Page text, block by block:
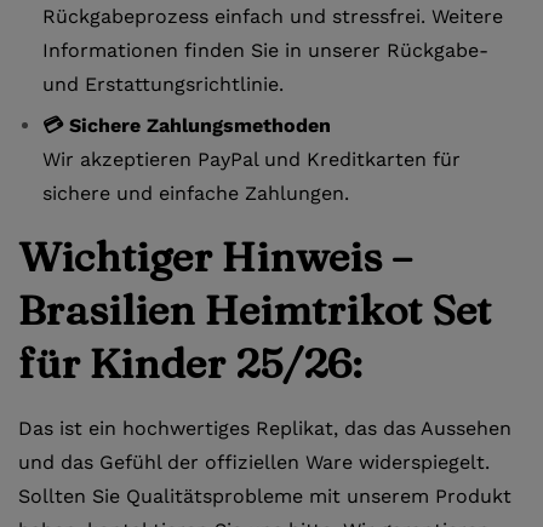
Rückgabeprozess einfach und stressfrei. Weitere
Informationen finden Sie in unserer Rückgabe-
und Erstattungsrichtlinie.
💳 Sichere Zahlungsmethoden
Wir akzeptieren PayPal und Kreditkarten für
sichere und einfache Zahlungen.
Wichtiger Hinweis –
Brasilien Heimtrikot Set
für Kinder 25/26:
Das ist ein hochwertiges Replikat, das das Aussehen
und das Gefühl der offiziellen Ware widerspiegelt.
Sollten Sie Qualitätsprobleme mit unserem Produkt